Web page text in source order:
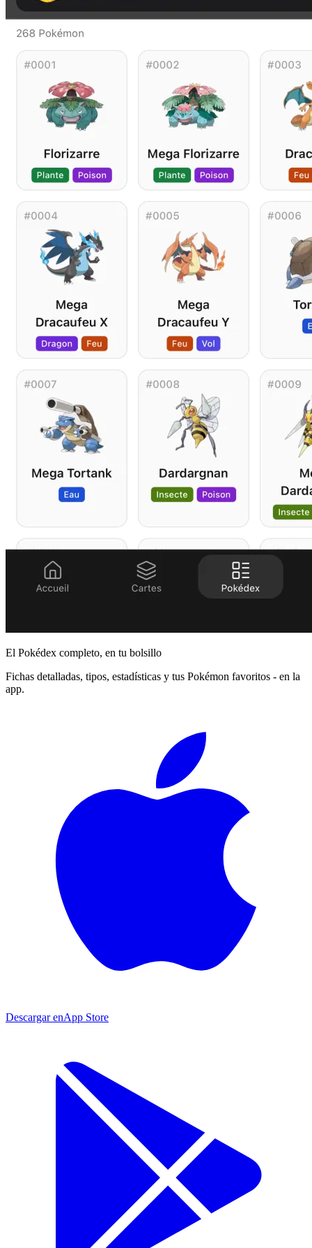
El Pokédex completo, en tu bolsillo
Fichas detalladas, tipos, estadísticas y tus Pokémon favoritos - en la
app.
Descargar enApp Store